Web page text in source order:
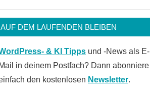
AUF DEM LAUFENDEN BLEIBEN
& KI Tipps und -News als E-
Mail in deinem Postfach? Dann abonniere
den kostenlosen Newsletter.